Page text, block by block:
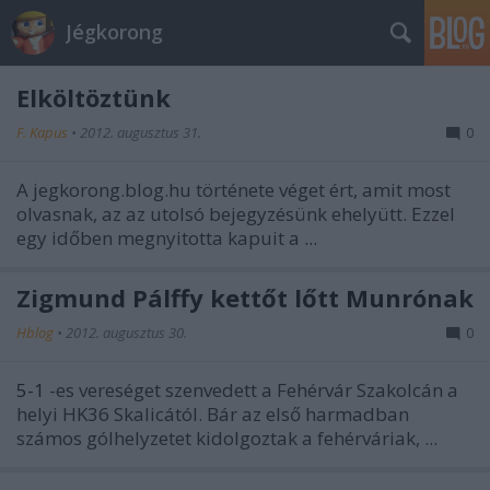
Jégkorong
Elköltöztünk
F. Kapus • 2012. augusztus 31. 0
A jegkorong.blog.hu története véget ért, amit most
olvasnak, az az utolsó bejegyzésünk ehelyütt. Ezzel
egy időben megnyitotta kapuit a ...
Zigmund Pálffy kettőt lőtt Munrónak
Hblog • 2012. augusztus 30. 0
5-1 -es vereséget szenvedett a Fehérvár Szakolcán a
helyi HK36 Skalicától. Bár az első harmadban
számos gólhelyzetet kidolgoztak a fehérváriak, ...